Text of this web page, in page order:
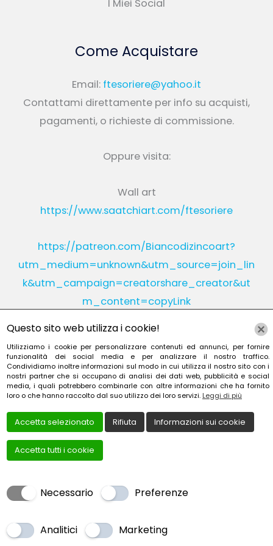
I Miei Social
Come Acquistare
Email: ftesoriere@yahoo.it
Contattami direttamente per info su acquisti,
pagamenti, o richieste di commissione.
Oppure visita:
Wall art
https://www.saatchiart.com/ftesoriere
https://patreon.com/Biancodizincoart?
utm_medium=unknown&utm_source=join_lin
k&utm_campaign=creatorshare_creator&ut
m_content=copyLink
Instagram Linkedin
YouTube Patreon
Copyrights © 2022 TESORIERE FRANCESCA - P. IVA
TSRFNC73C55G273F | Tutti i diritti riservati.
Cookie Policy
Questo sito web utilizza i cookie!
Utilizziamo i cookie per personalizzare contenuti ed annunci, per fornire
funzionalità dei social media e per analizzare il nostro traffico.
Condividiamo inoltre informazioni sul modo in cui utilizza il nostro sito con i
nostri partner che si occupano di analisi dei dati web, pubblicità e social
media, i quali potrebbero combinarle con altre informazioni che ha fornito
loro o che hanno raccolto dal suo utilizzo dei loro servizi. Leggi di più
Accetta selezionato Rifiuta Informazioni sui cookie
Accetta tutti i cookie
Necessario Preferenze
Analitici Marketing